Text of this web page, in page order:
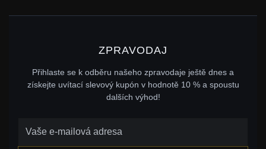
ZPRAVODAJ
Přihlaste se k odběru našeho zpravodaje ještě dnes a
získejte uvítací slevový kupón v hodnotě 10 % a spoustu
dalších výhod!